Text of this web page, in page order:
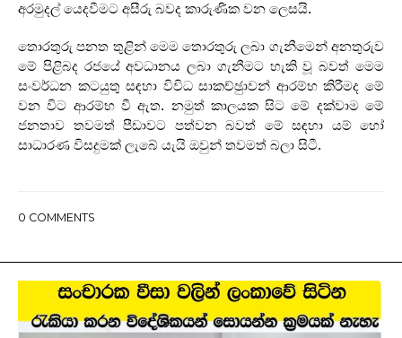
අරමුදල් යෙදවීමට අසීරු බවද කාරුණික වන ලෙසයි.
තොරතුරු පනත තුළින් මෙම තොරතුරු ලබා ගැනීමෙන් අනතුරුව
මේ පිළිබද රජයේ අවධානය ලබා ගැනීමට හැකි වූ බවත් මෙම
සංවර්ධන කටයුතු සඳහා විවිධ සාකච්ඡුාවන් ආරම්භ කිරීමද මේ
වන විට ආරම්භ වී ඇත. නමුත් කාලයක සිට මේ දක්වාම මේ
ජනතාව තවමත් පීඩාවට පත්වන බවත් මේ සඳහා යම් හෝ
සාධාරණ විසදුමක් ලැබේ යැයි ඔවුන් තවමත් බලා සිටී.
0 COMMENTS